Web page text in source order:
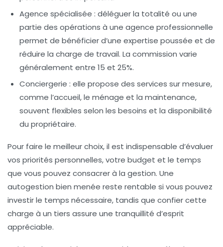
Agence spécialisée : déléguer la totalité ou une
partie des opérations à une agence professionnelle
permet de bénéficier d’une expertise poussée et de
réduire la charge de travail. La commission varie
généralement entre 15 et 25%.
Conciergerie : elle propose des services sur mesure,
comme l’accueil, le ménage et la maintenance,
souvent flexibles selon les besoins et la disponibilité
du propriétaire.
Pour faire le meilleur choix, il est indispensable d’évaluer
vos priorités personnelles, votre budget et le temps
que vous pouvez consacrer à la gestion. Une
autogestion bien menée reste rentable si vous pouvez
investir le temps nécessaire, tandis que confier cette
charge à un tiers assure une tranquillité d’esprit
appréciable.